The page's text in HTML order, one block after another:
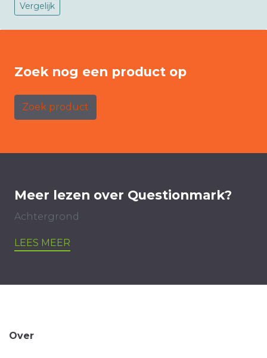
Vergelijk
Zoek nog een product op
Zoek product
Meer lezen over Questionmark?
Achtergrond
LEES MEER
Over